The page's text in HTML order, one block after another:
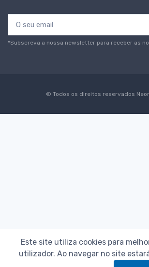
*Subscreva a nossa newsletter para receber as
© Todos os direitos reservados
Este site utiliza cookies para
utilizador. Ao navegar no site